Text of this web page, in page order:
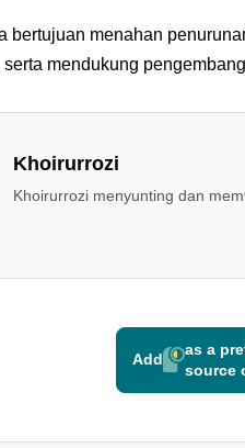
bertujuan menahan
serta mendukung
Khoirurrozi
Khoirurrozi menyunting dan
Add
as a
source